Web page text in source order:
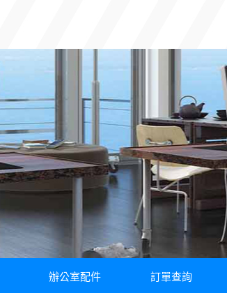
辦公室配件 訂單查詢